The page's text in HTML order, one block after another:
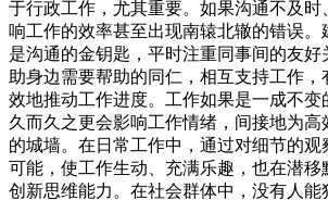
于行政工作，尤其重要。如果沟通不及时
响工作的效率甚至出现南辕北辙的错误。
是沟通的金钥匙，平时注重同事间的友
助身边需要帮助的同仁，相互支持工作
效地推动工作进度。工作如果是一成不变
久而久之更会影响工作情绪，间接地为
的城墙。在日常工作中，通过对细节的观
可能，使工作生动、充满乐趣，也在潜移
创新思维能力。在社会群体中，没有人能